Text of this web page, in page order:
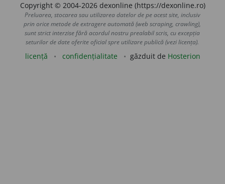
Copyright © 2004-2026 dexonline (https://dexonline.ro)
Preluarea, stocarea sau utilizarea datelor de pe acest site, inclusiv
prin orice metode de extragere automată (web scraping, crawling),
sunt strict interzise fără acordul nostru prealabil scris, cu excepția
seturilor de date oferite oficial spre utilizare publică (vezi licența).
licență confidențialitate găzduit de Hosterion